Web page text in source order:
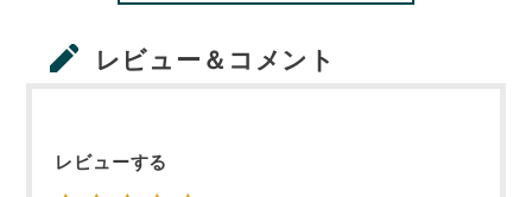
レビュー＆コメント
レビューする